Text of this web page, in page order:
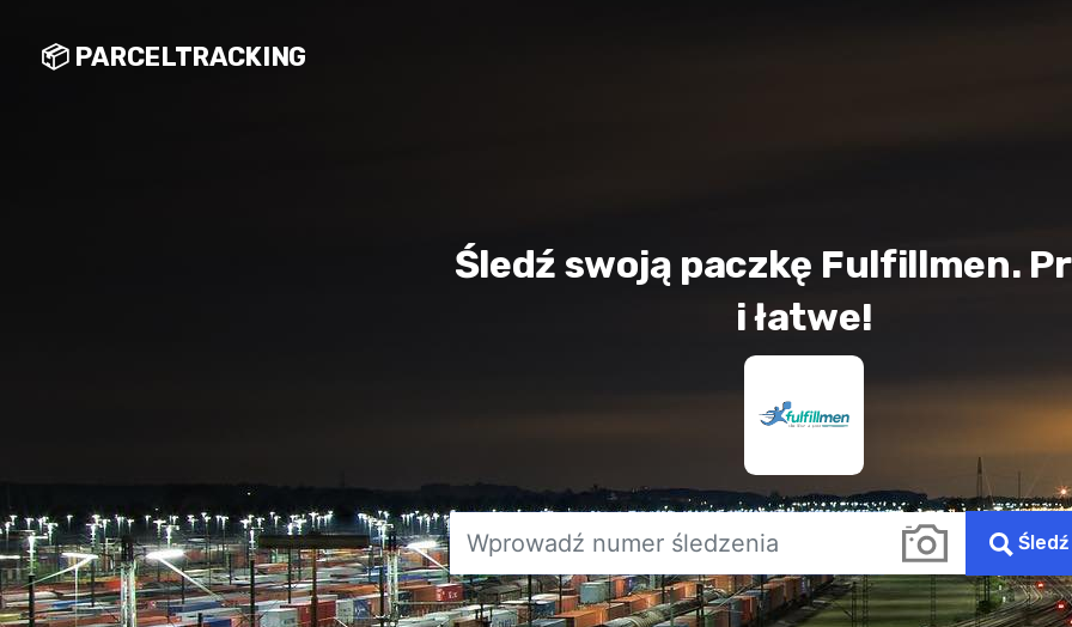
📦 PARCELTRACKING
Śledź swoją paczkę Fulfillmen.
i łatwe!